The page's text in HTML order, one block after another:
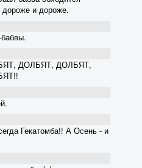
дороже и дороже.
ДОЛБЯТ, ДОЛБЯТ,
Гекатомба!! А Осень - и